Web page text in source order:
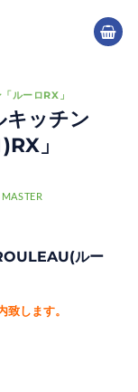
ルーロRX」
キッチン
」
ルー
します。